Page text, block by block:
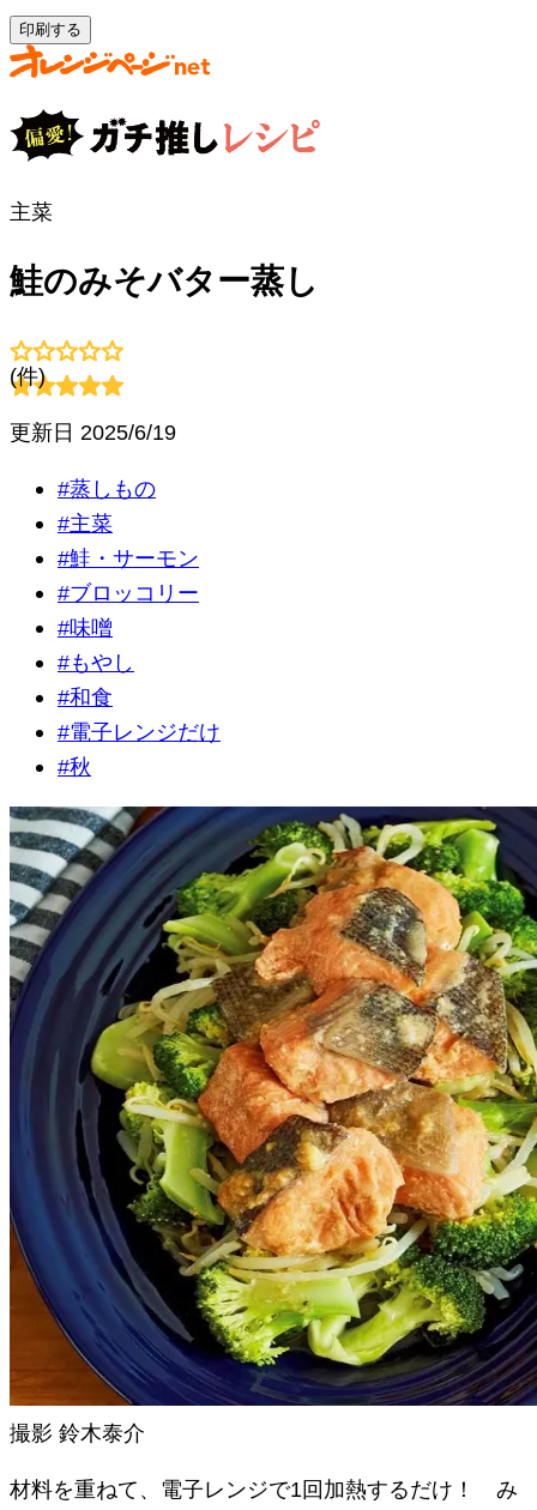
印刷する
主菜
鮭のみそバター蒸し
(件)
更新日 2025/6/19
#蒸しもの
#主菜
#鮭・サーモン
#ブロッコリー
#味噌
#もやし
#和食
#電子レンジだけ
#秋
撮影 鈴木泰介
材料を重ねて、電子レンジで1回加熱するだけ！ み